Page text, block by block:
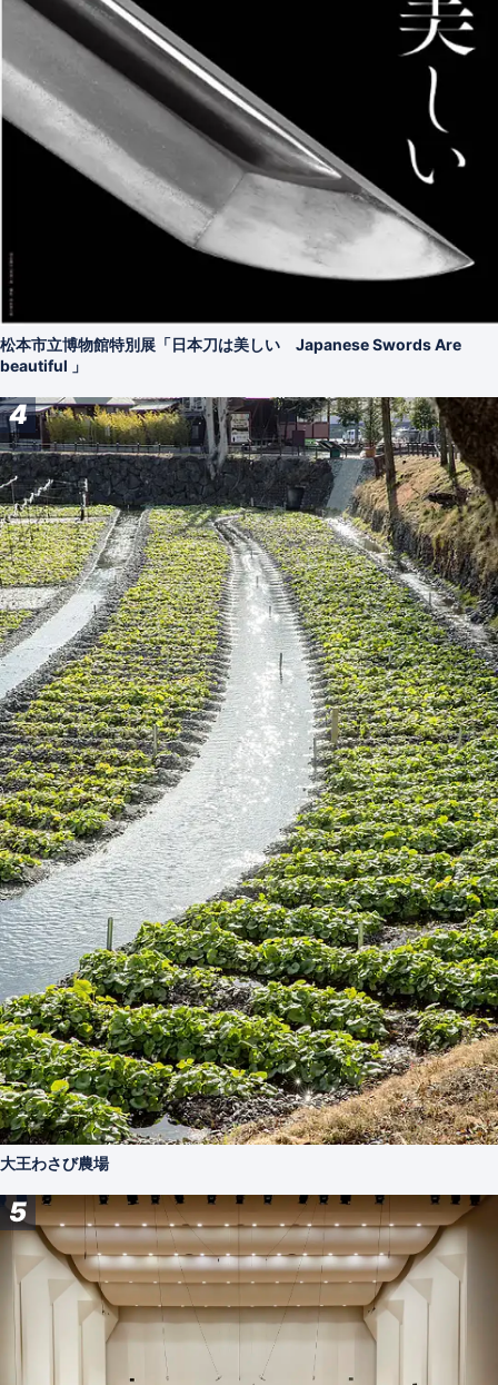
松本市立博物館特別展「日本刀は美しい Japanese Swords Are
beautiful 」
4
大王わさび農場
5